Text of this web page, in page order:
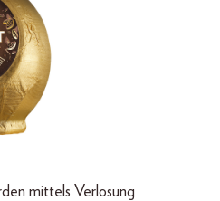
mittels Verlosung